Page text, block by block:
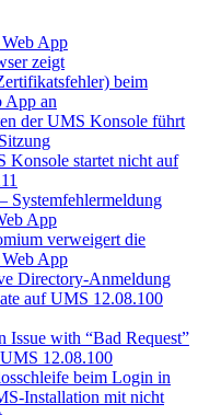
App
zeigt
beim
App an
der UMS Konsole führt
Konsole startet nicht auf
Systemfehlermeldung
App
verweigert die
App
Directory-Anmeldung
auf UMS 12.08.100
Issue with “Bad Request”
12.08.100
beim Login in
Installation mit nicht